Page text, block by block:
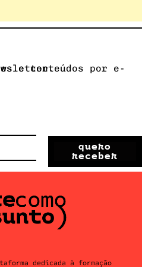
nossa newsletter.
quero
receber
dedicada à formação